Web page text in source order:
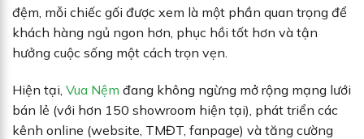
đệm, mỗi chiếc gối được xem là một phần quan trọng để
khách hàng ngủ ngon hơn, phục hồi tốt hơn và tận
hưởng cuộc sống một cách trọn vẹn.
Hiện tại, Vua Nệm đang không ngừng mở rộng mạng lưới
bán lẻ (với hơn 150 showroom hiện tại), phát triển các
kênh online (website, TMĐT, fanpage) và tăng cường